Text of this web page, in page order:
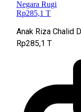
Anak Riza Chalid
Rp285,1 T